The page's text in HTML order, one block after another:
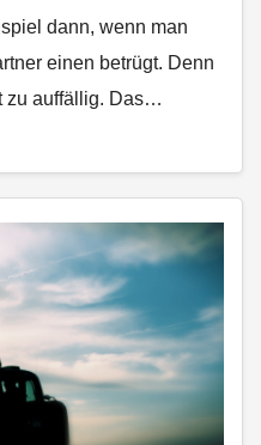
dann, wenn man
einen betrügt. Denn
zu auffällig. Das…